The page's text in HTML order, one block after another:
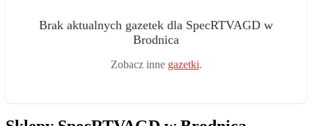
Brak aktualnych gazetek dla SpecRTVAGD w
Brodnica
Zobacz inne gazetki.